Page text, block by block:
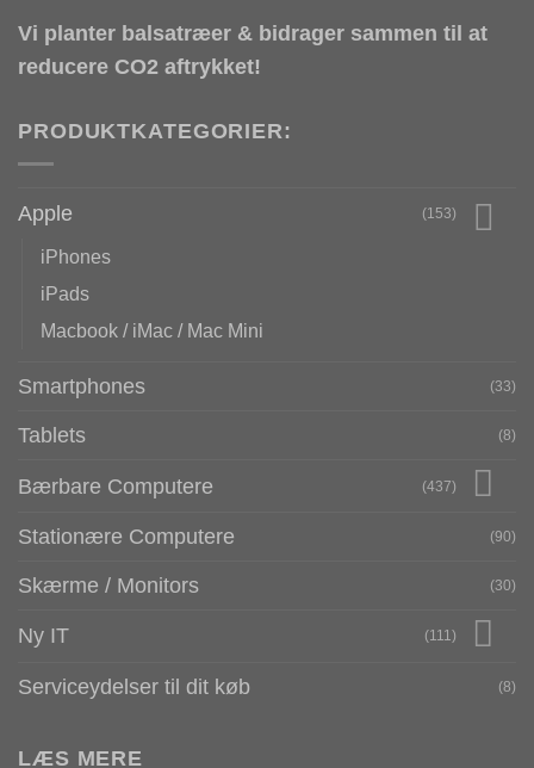
Vi planter balsatræer & bidrager sammen til at
reducere CO2 aftrykket!
PRODUKTKATEGORIER:
Apple (153)
iPhones
iPads
Macbook / iMac / Mac Mini
Smartphones (33)
Tablets (8)
Bærbare Computere (437)
Stationære Computere (90)
Skærme / Monitors (30)
Ny IT (111)
Serviceydelser til dit køb (8)
LÆS MERE